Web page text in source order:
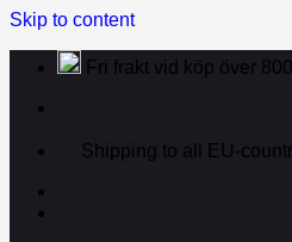
Skip to content
Fri frakt vid köp över
Shipping to all EU-